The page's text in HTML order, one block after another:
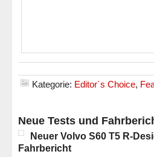
Kategorie: Editor´s Choice,
Neue Tests und
Neuer Volvo S60 T5 R-
Fahrbericht